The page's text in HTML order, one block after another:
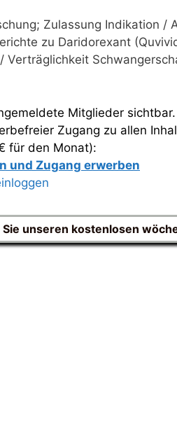
Zulassung Indikation /
zu Daridorexant
Verträglichkeit
Mitglieder sichtbar.
Zugang zu allen
für den Monat):
und Zugang erwerben
unseren kostenlosen